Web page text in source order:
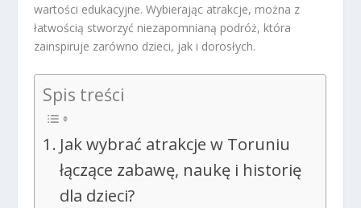
wartości edukacyjne. Wybierając atrakcje, można z
łatwością stworzyć niezapomnianą podróż, która
zainspiruje zarówno dzieci, jak i dorosłych.
Spis treści
Jak wybrać atrakcje w Toruniu
łączące zabawę, naukę i historię
dla dzieci?